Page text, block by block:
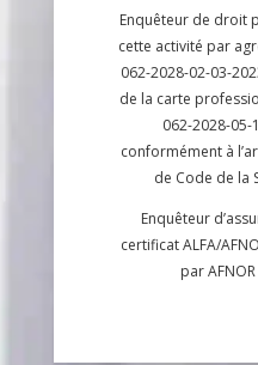
Enquêteur de droit
cette activité par
062-2028-02-03-
de la carte
062-2028-05-
conformément à
de Code de la
Enquêteur
certificat ALFA/
par